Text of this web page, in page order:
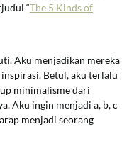
“The 5 Kinds of
Aku menjadikan mereka
Betul, aku terlalu
minimalisme dari
Aku ingin menjadi a, b, c
menjadi seorang